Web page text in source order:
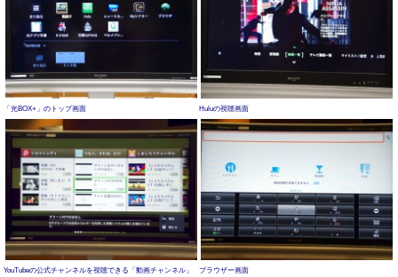
「光BOX+」のトップ画面 Huluの視聴画面
YouTubeの公式チャンネルを視聴できる「動画チャンネル」 ブラウザー画面